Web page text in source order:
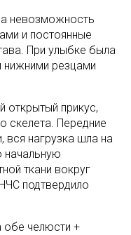
невозможность
и постоянные
При улыбке была
резцами
открытый прикус,
скелета. Передние
вся нагрузка шла на
начальную
ткани вокруг
подтвердило
обе челюсти +